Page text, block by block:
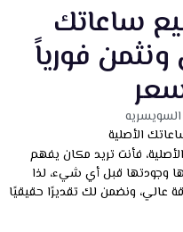
ساعاتك
فورياً
فأنت تريد مكان يفهم
وجودتها قبل أي شيء، لذا
عالي، ونضمن لك تقديرًا حقيقيًا